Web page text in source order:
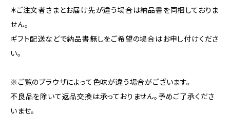
＊ご注文者さまとお届け先が違う場合は納品書を同梱しておりま
せん。
ギフト配送などで納品書無しをご希望の場合はお申し付けくださ
い。
※ご覧のブラウザによって色味が違う場合がございます。
不良品を除いて返品交換は承っておりません。予めご了承くださ
いませ。